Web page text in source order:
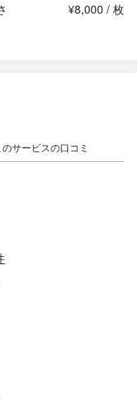
¥8,000 / 枚
のサービスの口コミ